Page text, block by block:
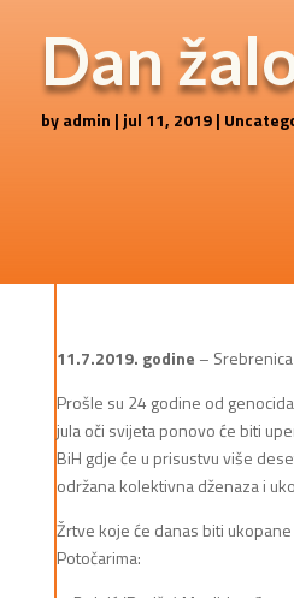
Dan
byadmin | jul 11, 2019|
11.7.2019. godine – Srebrenica
Prošle su 24 godine od
jula oči svijeta ponovo će biti
BiH gdje će u prisustvu više
održana kolektivna dženaza i
Žrtve koje će danas biti
Potočarima: